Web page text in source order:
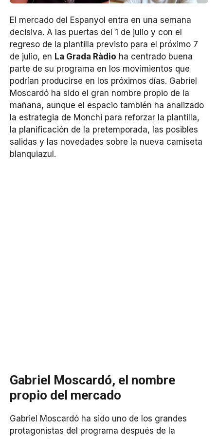
El mercado del Espanyol entra en una semana
decisiva. A las puertas del 1 de julio y con el
regreso de la plantilla previsto para el próximo 7
de julio, en La Grada Ràdio ha centrado buena
parte de su programa en los movimientos que
podrían producirse en los próximos días. Gabriel
Moscardó ha sido el gran nombre propio de la
mañana, aunque el espacio también ha analizado
la estrategia de Monchi para reforzar la plantilla,
la planificación de la pretemporada, las posibles
salidas y las novedades sobre la nueva camiseta
blanquiazul.
Gabriel Moscardó, el nombre
propio del mercado
Gabriel Moscardó ha sido uno de los grandes
protagonistas del programa después de la